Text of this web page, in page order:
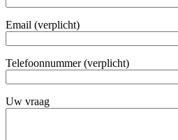
Email (verplicht)
Telefoonnummer (verplicht)
Uw vraag